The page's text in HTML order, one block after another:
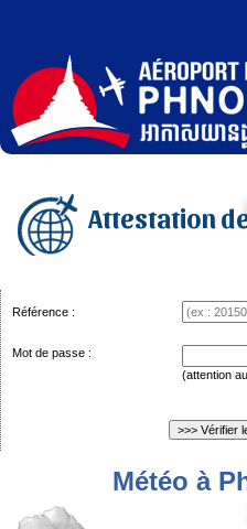
Attestation
Référence :
Mot de passe :
(attention
Météo à